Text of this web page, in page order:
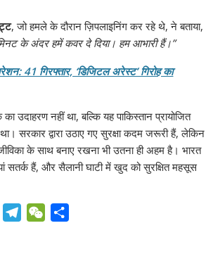
, जो हमले के दौरान ज़िपलाइनिंग कर रहे थे, ने बताया,
के अंदर हमें कवर दे दिया। हम आभारी हैं।”
41 गिरफ्तार, ‘डिजिटल अरेस्ट’ गिरोह का
उदाहरण नहीं था, बल्कि यह पाकिस्तान प्रायोजित
सरकार द्वारा उठाए गए सुरक्षा कदम जरूरी हैं, लेकिन
के साथ बनाए रखना भी उतना ही अहम है। भारत
सतर्क हैं, और सैलानी घाटी में खुद को सुरक्षित महसूस
T
W